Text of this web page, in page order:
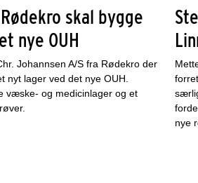
skal bygge
nye OUH
Johannsen A/S fra Rødekro der
nyt lager ved det nye OUH.
væske- og medicinlager og et
nye